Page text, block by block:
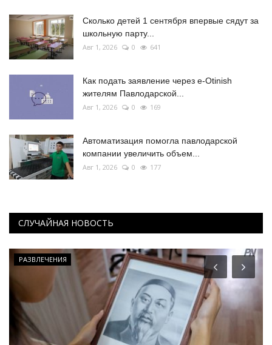
Сколько детей 1 сентября впервые сядут за
школьную парту...
Авг 1, 2026 0 641
Как подать заявление через e-Otinish
жителям Павлодарской...
Авг 1, 2026 0 169
Автоматизация помогла павлодарской
компании увеличить объем...
Авг 1, 2026 0 177
СЛУЧАЙНАЯ НОВОСТЬ
Общество